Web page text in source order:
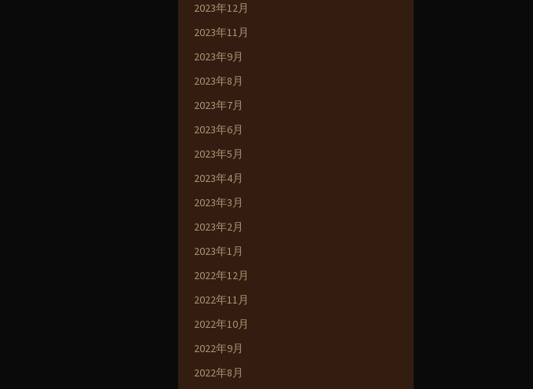
2023年12月
2023年11月
2023年9月
2023年8月
2023年7月
2023年6月
2023年5月
2023年4月
2023年3月
2023年2月
2023年1月
2022年12月
2022年11月
2022年10月
2022年9月
2022年8月